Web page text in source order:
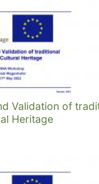
Validation of
Heritage